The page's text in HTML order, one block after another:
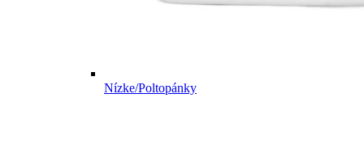
Nízke/Poltopánky